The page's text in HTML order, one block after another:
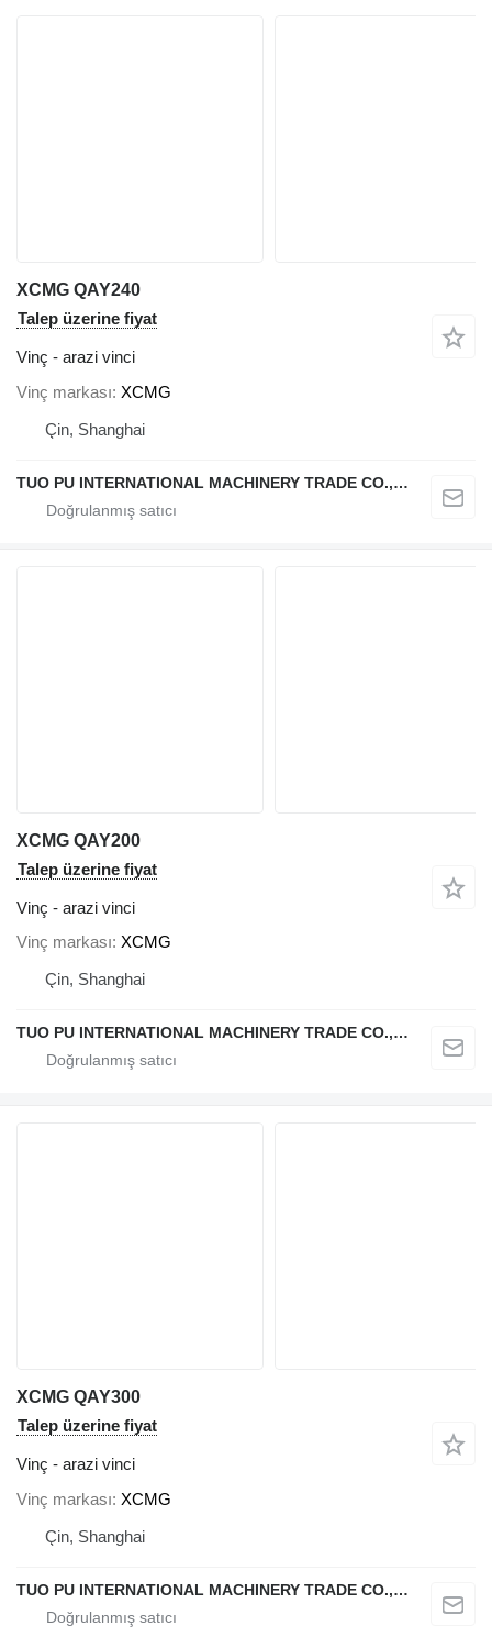
XCMG QAY240
Talep üzerine fiyat
Vinç - arazi vinci
Vinç markası XCMG
Çin, Shanghai
TUO PU INTERNATIONAL MACHINERY TRADE CO., LTD
XCMG QAY200
Talep üzerine fiyat
Vinç - arazi vinci
Vinç markası XCMG
Çin, Shanghai
TUO PU INTERNATIONAL MACHINERY TRADE CO., LTD
XCMG QAY300
Talep üzerine fiyat
Vinç - arazi vinci
Vinç markası XCMG
Çin, Shanghai
TUO PU INTERNATIONAL MACHINERY TRADE CO., LTD